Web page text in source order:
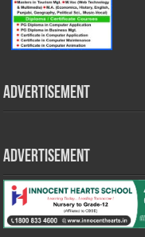
Advertisement
Advertisement